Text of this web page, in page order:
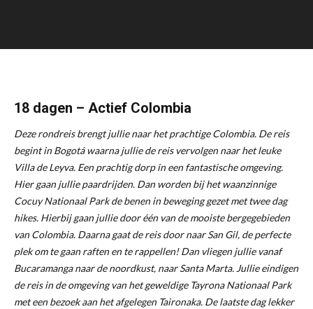
18 dagen – Actief Colombia
Deze rondreis brengt jullie naar het prachtige Colombia. De reis
begint in Bogotá waarna jullie de reis vervolgen naar het leuke
Villa de Leyva. Een prachtig dorp in een fantastische omgeving.
Hier gaan jullie paardrijden. Dan worden bij het waanzinnige
Cocuy Nationaal Park de benen in beweging gezet met twee dag
hikes. Hierbij gaan jullie door één van de mooiste bergegebieden
van Colombia. Daarna gaat de reis door naar San Gil, de perfecte
plek om te gaan raften en te rappellen! Dan vliegen jullie vanaf
Bucaramanga naar de noordkust, naar Santa Marta. Jullie eindigen
de reis in de omgeving van het geweldige Tayrona Nationaal Park
met een bezoek aan het afgelegen Taironaka. De laatste dag lekker